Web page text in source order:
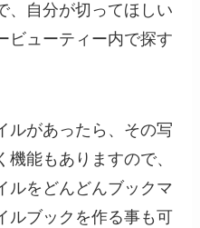
、自分が切ってほしい
ビューティー内で探す
ルがあったら、その写
能もありますので、
ルをどんどんブックマ
ルブックを作る事も可